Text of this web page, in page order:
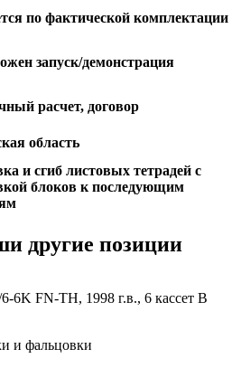
по фактической комплектации
запуск/демонстрация
расчет, договор
область
и сгиб листовых тетрадей с
блоков к последующим
другие позиции
В
и фальцовки